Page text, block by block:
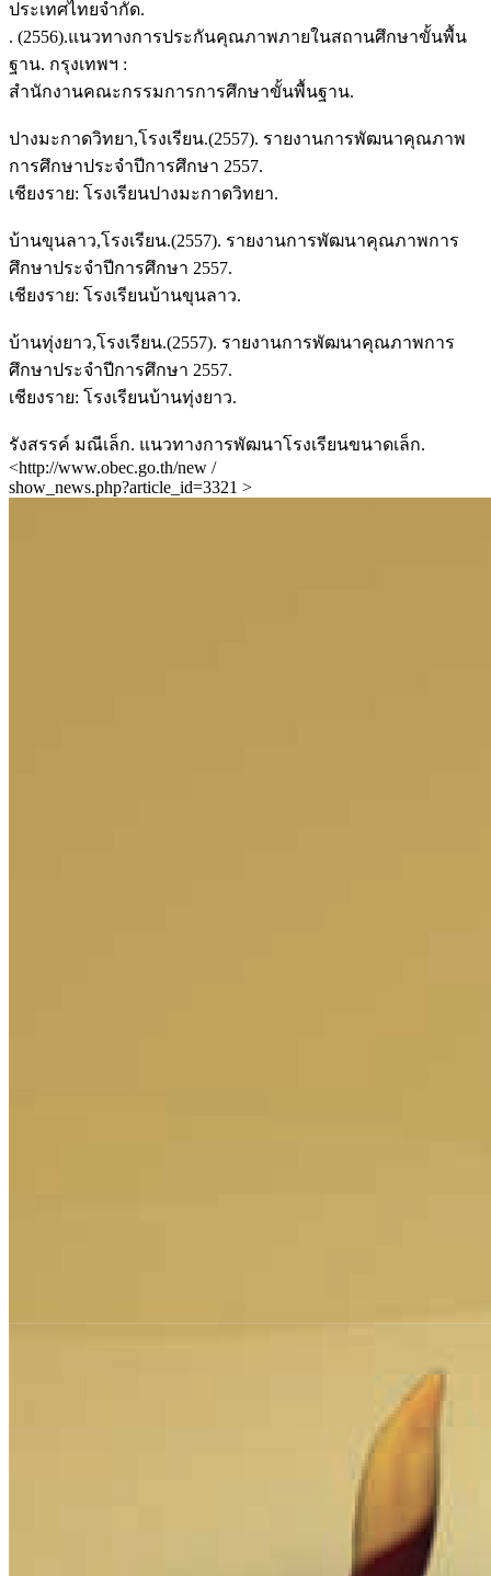
ประเทศไทยจำกัด.
. (2556).แนวทางการประกันคุณภาพภายในสถานศึกษาขั้นพื้น
ฐาน. กรุงเทพฯ :
สำนักงานคณะกรรมการการศึกษาขั้นพื้นฐาน.
ปางมะกาดวิทยา,โรงเรียน.(2557). รายงานการพัฒนาคุณภาพ
การศึกษาประจำปีการศึกษา 2557.
เชียงราย: โรงเรียนปางมะกาดวิทยา.
บ้านขุนลาว,โรงเรียน.(2557). รายงานการพัฒนาคุณภาพการ
ศึกษาประจำปีการศึกษา 2557.
เชียงราย: โรงเรียนบ้านขุนลาว.
บ้านทุ่งยาว,โรงเรียน.(2557). รายงานการพัฒนาคุณภาพการ
ศึกษาประจำปีการศึกษา 2557.
เชียงราย: โรงเรียนบ้านทุ่งยาว.
รังสรรค์ มณีเล็ก. แนวทางการพัฒนาโรงเรียนขนาดเล็ก.
<http://www.obec.go.th/new /
show_news.php?article_id=3321 >